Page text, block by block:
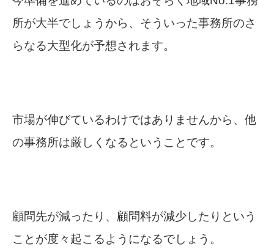
所が大半でしょうから、そういった事務所のさ
らなる大型化が予想されます。
市場が伸びているわけではありませんから、他
の事務所は厳しくなるということです。
顧問先が減ったり、顧問料が減少したりという
ことが度々起こるようになるでしょう。